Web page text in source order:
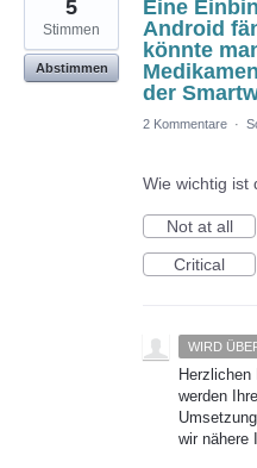
Eine
Android
könnte
der
5
Stimmen
Abstimmen
2 Kommentare ·
Wie wichtig ist
Not at all
Critical
WIRD
werden
wir nähere